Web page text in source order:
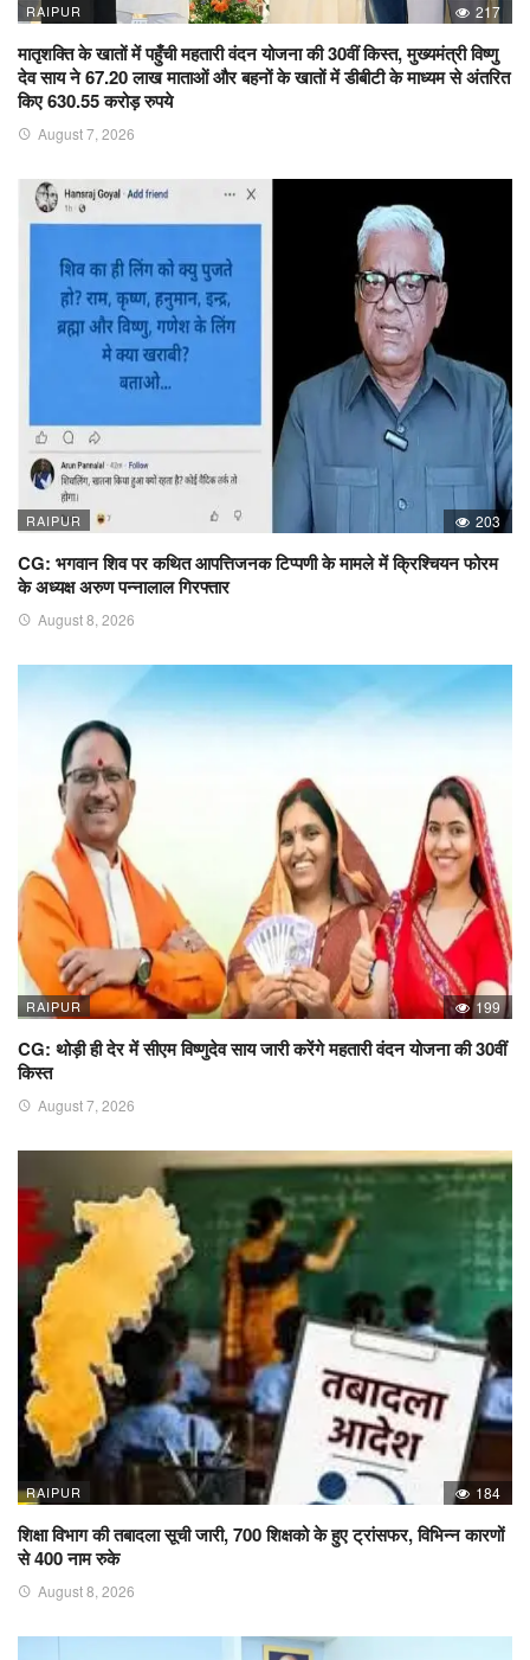
RAIPUR 217
मातृशक्ति के खातों में पहुँची महतारी वंदन योजना की 30वीं किस्त, मुख्यमंत्री विष्णु
देव साय ने 67.20 लाख माताओं और बहनों के खातों में डीबीटी के माध्यम से अंतरित
किए 630.55 करोड़ रुपये
August 7, 2026
RAIPUR 203
CG: भगवान शिव पर कथित आपत्तिजनक टिप्पणी के मामले में क्रिश्चियन फोरम
के अध्यक्ष अरुण पन्नालाल गिरफ्तार
August 8, 2026
RAIPUR 199
CG: थोड़ी ही देर में सीएम विष्णुदेव साय जारी करेंगे महतारी वंदन योजना की 30वीं
किस्त
August 7, 2026
RAIPUR 184
शिक्षा विभाग की तबादला सूची जारी, 700 शिक्षको के हुए ट्रांसफर, विभिन्न कारणों
से 400 नाम रुके
August 8, 2026